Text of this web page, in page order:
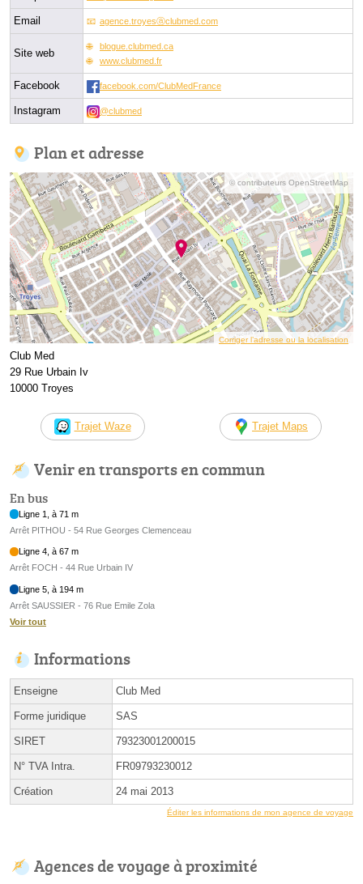
Email agence.troyesⓐclubmed.com
Site web
blogue.clubmed.ca
www.clubmed.fr
Facebook facebook.com/ClubMedFrance
Instagram @clubmed
Plan et adresse
© contributeurs OpenStreetMap
Corriger l’adresse ou la localisation
Club Med
29 Rue Urbain Iv
10000 Troyes
Trajet Waze Trajet Maps
Venir en transports en commun
En bus
Ligne 1, à 71 m
Arrêt PITHOU - 54 Rue Georges Clemenceau
Ligne 4, à 67 m
Arrêt FOCH - 44 Rue Urbain IV
Ligne 5, à 194 m
Arrêt SAUSSIER - 76 Rue Emile Zola
Voir tout
Informations
Enseigne Club Med
Forme juridique SAS
SIRET 79323001200015
N° TVA Intra. FR09793230012
Création 24 mai 2013
Éditer les informations de mon agence de voyage
Agences de voyage à proximité